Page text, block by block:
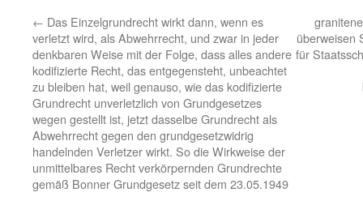
← Das Einzelgrundrecht wirkt dann, wenn es
verletzt wird, als Abwehrrecht, und zwar in jeder
denkbaren Weise mit der Folge, dass alles andere
kodifizierte Recht, das entgegensteht, unbeachtet
zu bleiben hat, weil genauso, wie das kodifizierte
Grundrecht unverletzlich von Grundgesetzes
wegen gestellt ist, jetzt dasselbe Grundrecht als
Abwehrrecht gegen den grundgesetzwidrig
handelnden Verletzer wirkt. So die Wirkweise der
unmittelbares Recht verkörpernden Grundrechte
gemäß Bonner Grundgesetz seit dem 23.05.1949
überweisen
für